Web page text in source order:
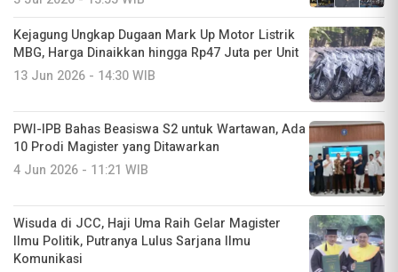
Kejagung Ungkap Dugaan Mark Up Motor Listrik
MBG, Harga Dinaikkan hingga Rp47 Juta per Unit
13 Jun 2026 - 14:30 WIB
PWI-IPB Bahas Beasiswa S2 untuk Wartawan, Ada
10 Prodi Magister yang Ditawarkan
4 Jun 2026 - 11:21 WIB
Wisuda di JCC, Haji Uma Raih Gelar Magister
Ilmu Politik, Putranya Lulus Sarjana Ilmu
Komunikasi